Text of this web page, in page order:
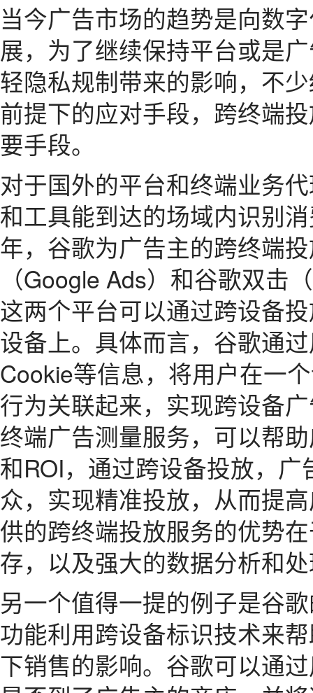
当今广告市场的趋势是向数
展，为了继续保持平台或是
轻隐私规制带来的影响，不
前提下的应对手段，跨终端
要手段。
对于国外的平台和终端业务
和工具能到达的场域内识别
年，谷歌为广告主的跨终端
（Google Ads）和谷歌双击
这两个平台可以通过跨设备
设备上。具体而言，谷歌通
Cookie等信息，将用户在一
行为关联起来，实现跨设备
终端广告测量服务，可以帮
和ROI，通过跨设备投放，
众，实现精准投放，从而提
供的跨终端投放服务的优势
存，以及强大的数据分析和
另一个值得一提的例子是谷
功能利用跨设备标识技术来
下销售的影响。谷歌可以通